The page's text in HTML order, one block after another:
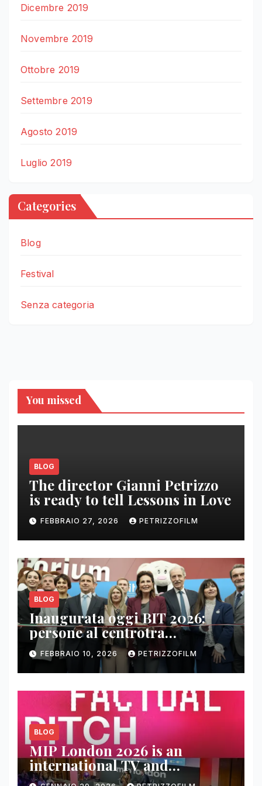
Dicembre 2019
Novembre 2019
Ottobre 2019
Settembre 2019
Agosto 2019
Luglio 2019
Categories
Blog
Festival
Senza categoria
You missed
BLOG
The director Gianni Petrizzo
is ready to tell Lessons in Love
FEBBRAIO 27, 2026 PETRIZZOFILM
BLOG
Inaugurata oggi BIT 2026:
persone al centrotra
contenuti, relazioni e business
FEBBRAIO 10, 2026 PETRIZZOFILM
BLOG
MIP London 2026 is an
international TV and
streaming content market